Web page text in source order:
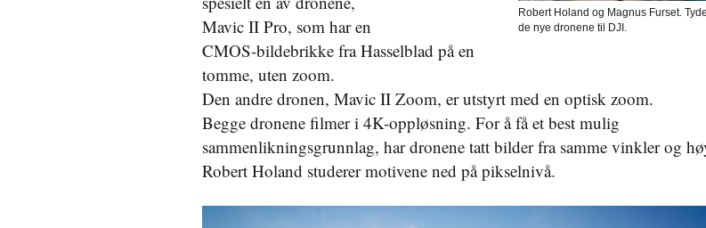
Robert Holand og Magnus Furset.
de nye dronene til DJI.
Mavic II Pro, som har en
CMOS-bildebrikke fra Hasselblad på en
tomme, uten zoom.
Den andre dronen, Mavic II Zoom, er utstyrt med en optisk zoom.
Begge dronene filmer i 4K-oppløsning. For å få et best mulig
sammenlikningsgrunnlag, har dronene tatt bilder fra samme vinkler og
Robert Holand studerer motivene ned på pikselnivå.